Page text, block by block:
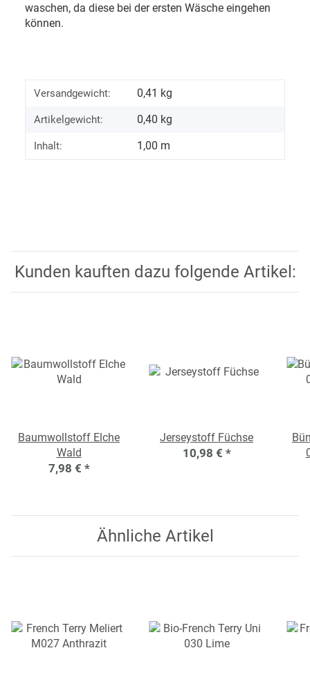
waschen, da diese bei der ersten Wäsche eingehen
können.
Versandgewicht: 0,41 kg
Artikelgewicht: 0,40 kg
Inhalt: 1,00 m
Kunden kauften dazu folgende Artikel:
Baumwollstoff Elche
Wald
7,98 € *
Jerseystoff Füchse
10,98 € *
Ähnliche Artikel